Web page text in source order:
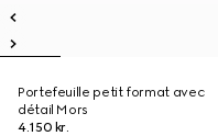
Portefeuille petit format avec
détail Mors
4.150 kr.